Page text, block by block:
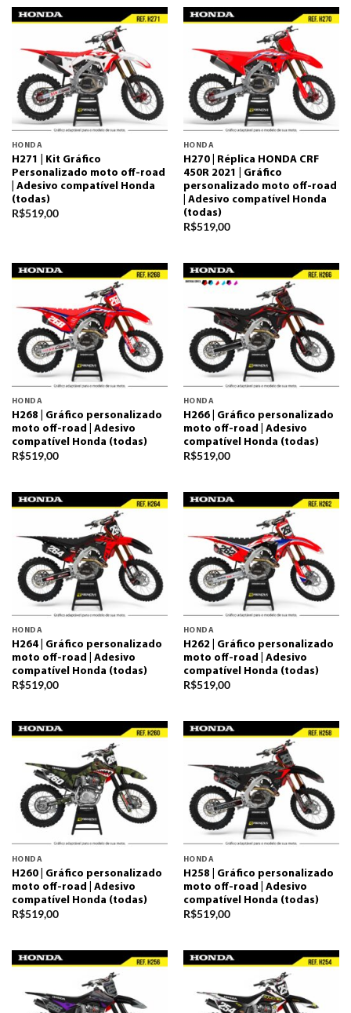
HONDA
H271 | Kit Gráfico
Personalizado moto off-road
| Adesivo compatível Honda
(todas)
R$519,00
HONDA
H270 | Réplica HONDA CRF
450R 2021 | Gráfico
personalizado moto off-road
| Adesivo compatível Honda
(todas)
R$519,00
HONDA
H268 | Gráfico personalizado
moto off-road | Adesivo
compatível Honda (todas)
R$519,00
HONDA
H266 | Gráfico personalizado
moto off-road | Adesivo
compatível Honda (todas)
R$519,00
HONDA
H264 | Gráfico personalizado
moto off-road | Adesivo
compatível Honda (todas)
R$519,00
HONDA
H262 | Gráfico personalizado
moto off-road | Adesivo
compatível Honda (todas)
R$519,00
HONDA
H260 | Gráfico personalizado
moto off-road | Adesivo
compatível Honda (todas)
R$519,00
HONDA
H258 | Gráfico personalizado
moto off-road | Adesivo
compatível Honda (todas)
R$519,00